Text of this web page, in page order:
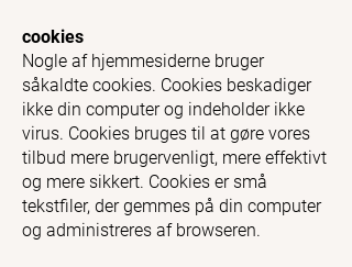
cookies
Nogle af hjemmesiderne bruger
såkaldte cookies. Cookies beskadiger
ikke din computer og indeholder ikke
virus. Cookies bruges til at gøre vores
tilbud mere brugervenligt, mere effektivt
og mere sikkert. Cookies er små
tekstfiler, der gemmes på din computer
og administreres af browseren.